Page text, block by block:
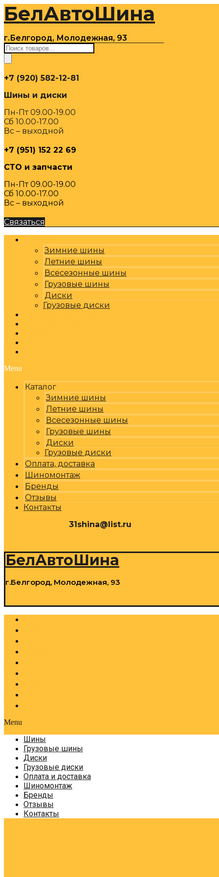
Перейти
содержимому
БелАвтоШина
г.Белгород, Молодежная, 93
Поиск
товаров
+7 (920) 582-12-81
Шины и диски
Пн-Пт 09.00-19.00
Сб 10.00-17.00
Вс – выходной
+7 (951) 152 22 69
СТО и запчасти
Пн-Пт 09.00-19.00
Сб 10.00-17.00
Вс – выходной
Связаться
Зимние шины
Летние шины
Всесезонные шины
Грузовые шины
Диски
Грузовые диски
Menu
Каталог
Зимние шины
Летние шины
Всесезонные шины
Грузовые шины
Диски
Грузовые диски
Оплата, доставка
Шиномонтаж
Бренды
Отзывы
Контакты
31shina@list.ru
БелАвтоШина
г.Белгород, Молодежная, 93
Menu
Шины
Грузовые шины
Диски
Грузовые диски
Оплата и доставка
Шиномонтаж
Бренды
Отзывы
Контакты